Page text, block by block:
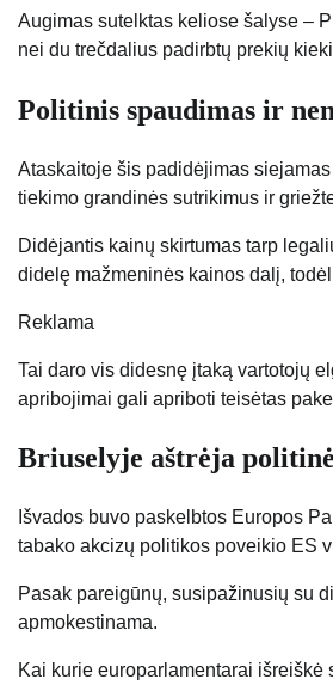
Augimas sutelktas keliose šalyse –
nei du trečdalius padirbtų prekių
Politinis spaudimas ir
Ataskaitoje šis padidėjimas
tiekimo grandinės sutrikimus ir
Didėjantis kainų skirtumas tarp
didelę mažmeninės kainos dalį,
Reklama
Tai daro vis didesnę įtaką vartotojų
apribojimai gali apriboti teisėtas
Briuselyje aštrėja
Išvados buvo paskelbtos Europos
tabako akcizų politikos poveikio ES
Pasak pareigūnų, susipažinusių su
apmokestinama.
Kai kurie europarlamentarai